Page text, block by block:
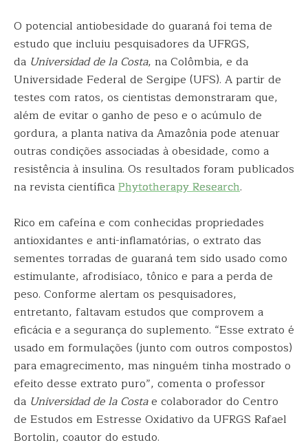
O potencial antiobesidade do guaraná foi tema de
estudo que incluiu pesquisadores da UFRGS,
da Universidad de la Costa, na Colômbia, e da
Universidade Federal de Sergipe (UFS). A partir de
testes com ratos, os cientistas demonstraram que,
além de evitar o ganho de peso e o acúmulo de
gordura, a planta nativa da Amazônia pode atenuar
outras condições associadas à obesidade, como a
resistência à insulina. Os resultados foram publicados
na revista científicaPhytotherapy Research.
Rico em cafeína e com conhecidas propriedades
antioxidantes e anti-inflamatórias, o extrato das
sementes torradas de guaraná tem sido usado como
estimulante, afrodisíaco, tônico e para a perda de
peso. Conforme alertam os pesquisadores,
entretanto, faltavam estudos que comprovem a
eficácia e a segurança do suplemento. “Esse extrato é
usado em formulações (junto com outros compostos)
para emagrecimento, mas ninguém tinha mostrado o
efeito desse extrato puro”, comenta o professor
da Universidad de la Costae colaborador do Centro
de Estudos em Estresse Oxidativo da UFRGS Rafael
Bortolin, coautor do estudo.